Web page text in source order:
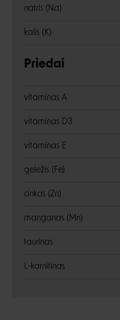
natris (Na)
kalis (K)
Priedai
vitaminas A
vitaminas D3
vitaminas E
geležis (Fe)
cinkas (Zn)
manganas (Mn)
taurinas
L-karnitinas